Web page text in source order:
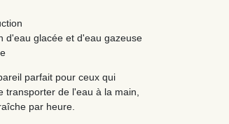
d'eau glacée et d'eau gazeuse
parfait pour ceux qui
de l'eau à la main,
par heure.